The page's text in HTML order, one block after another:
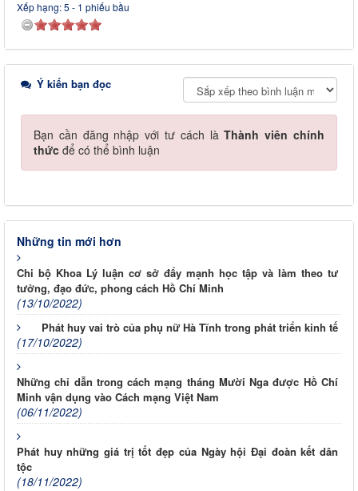
Xếp hạng:5 - 1 phiếu bầu
Ý kiến bạn đọc
Bạn cần đăng nhập với tư cách làThành viên chính
thức để có thể bình luận
Những tin mới hơn
Chi bộ Khoa Lý luận cơ sở đẩy mạnh học tập và làm theo tư
tưởng, đạo đức, phong cách Hồ Chí Minh
(13/10/2022)
Phát huy vai trò của phụ nữ Hà Tĩnh trong phát triển kinh tế
(17/10/2022)
Những chỉ dẫn trong cách mạng tháng Mười Nga được Hồ Chí
Minh vận dụng vào Cách mạng Việt Nam
(06/11/2022)
Phát huy những giá trị tốt đẹp của Ngày hội Đại đoàn kết dân
tộc
(18/11/2022)